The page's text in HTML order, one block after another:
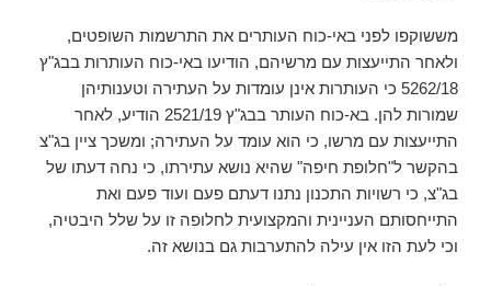
מששוקפו לפני באי-כוח העותרים את התרשמות השופטים,
ולאחר התייעצות עם מרשיהם, הודיעו באי-כוח העותרות בבג"ץ
5262/18 כי העותרות אינן עומדות על העתירה וטענותיהן
שמורות להן. בא-כוח העותר בבג"ץ 2521/19 הודיע, לאחר
התייעצות עם מרשו, כי הוא עומד על העתירה; ומשכך ציין בג"צ
בהקשר ל"חלופת חיפה" שהיא נושא עתירתו, כי נחה דעתו של
בג"צ, כי רשויות התכנון נתנו דעתם פעם ועוד פעם ואת
התייחסותם העניינית והמקצועית לחלופה זו על שלל היבטיה,
וכי לעת הזו אין עילה להתערבות גם בנושא זה.